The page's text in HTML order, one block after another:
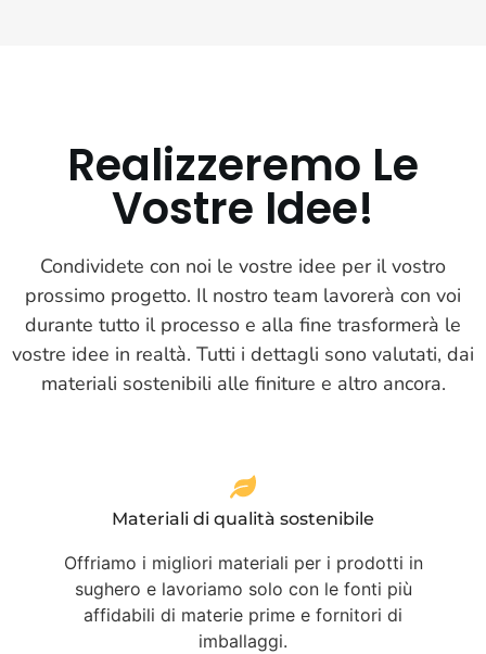
Realizzeremo Le
Vostre Idee!
Condividete con noi le vostre idee per il vostro
prossimo progetto. Il nostro team lavorerà con voi
durante tutto il processo e alla fine trasformerà le
vostre idee in realtà. Tutti i dettagli sono valutati, dai
materiali sostenibili alle finiture e altro ancora.
Materiali di qualità sostenibile
Offriamo i migliori materiali per i prodotti in
sughero e lavoriamo solo con le fonti più
affidabili di materie prime e fornitori di
imballaggi.